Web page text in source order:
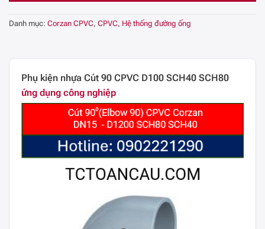
Danh mục: Corzan CPVC, CPVC, Hệ thống đường ống
Phụ kiện nhựa Cút 90 CPVC D100 SCH40 SCH80
ứng dụng công nghiệp